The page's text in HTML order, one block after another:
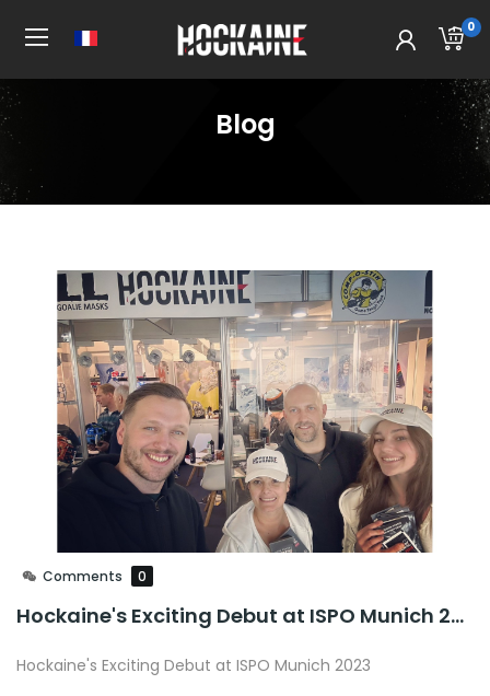
0
Blog
Comments 0
Hockaine's Exciting Debut at ISPO Munich 2023: Launching New Products and Forging Connections
Hockaine's Exciting Debut at ISPO Munich 2023